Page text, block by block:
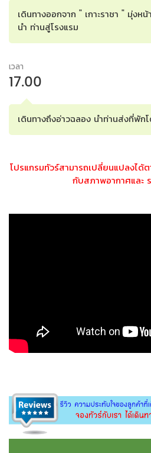
เดินทางออกจาก " เกาะราชา " มุ่งห
นำ ท่านสู่โรงแรม
เวลา
17.00
เดินทางถึงอ่าวฉลอง นำท่านส่งที่พั
โปรแกรมทัวร์สามารถเปลี่ยนแปลงได้
กับสภาพอากาศและ